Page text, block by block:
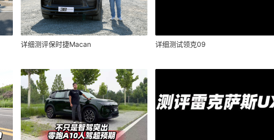
详细测评保时捷Macan 详细测试领克09